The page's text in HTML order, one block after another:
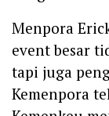
‎Menpora
event besar
tapi juga
Kemenpora